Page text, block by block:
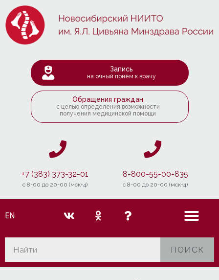
Запись
на очный приём к врачу
Обращения граждан
с целью определения возможности
получения медицинской помощи
+7 (383) 373-32-01
c 8-00 до 20-00 (мск+4)
8-800-55-00-835
c 8-00 до 20-00 (мск+4)
EN
ПОИСК